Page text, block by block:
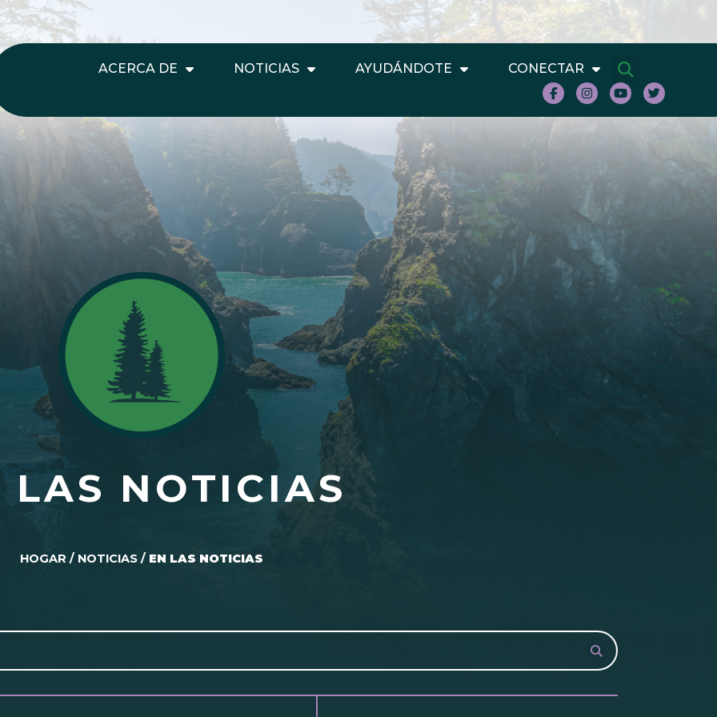
ACERCA DE NOTICIAS AYUDÁNDOTE CONECTAR
LAS NOTICIAS
HOGAR / NOTICIAS / EN LAS NOTICIAS